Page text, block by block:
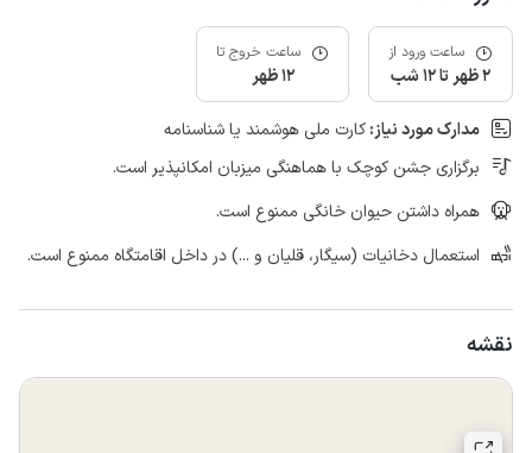
ساعت ورود از
2 ظهر تا 12 شب
ساعت خروج تا
12 ظهر
مدارک مورد نیاز:کارت ملی هوشمند یا شناسنامه
برگزاری جشن کوچک با هماهنگی میزبان امکانپذیر است.
همراه داشتن حیوان خانگی ممنوع است.
استعمال دخانیات (سیگار، قلیان و ...) در داخل اقامتگاه ممنوع است.
نقشه